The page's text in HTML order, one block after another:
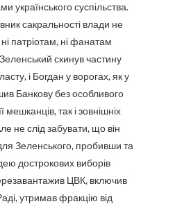
українського суспільства.
сакральності влади не
патріотам, ні фанатам
скинув частину
і Богдан у ворогах, як у
Банкову без особливого
мешканців, так і зовнішніх
не слід забувати, що він
Зеленського, пробивши та
дострокових виборів
ЦВК, включив
утримав фракцію від